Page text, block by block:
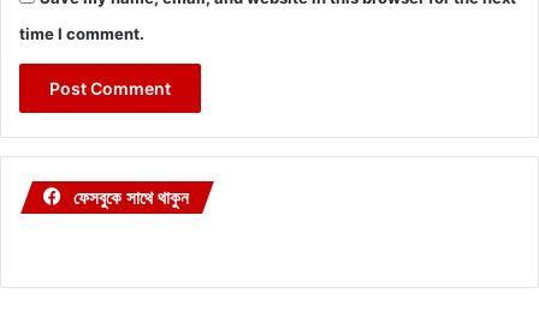
time I comment.
ফেসবুকে সাথে থাকুন